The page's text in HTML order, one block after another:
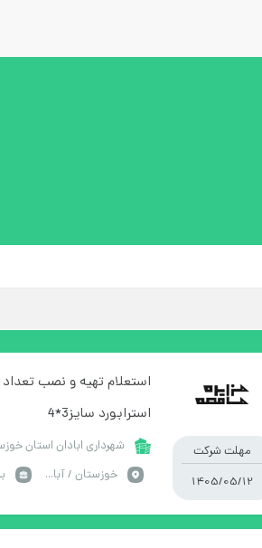
مهلت شرکت
1405/05/12
استرابورد سایز3*4
شهرداری ابادان استان
خوزستان / آبادان